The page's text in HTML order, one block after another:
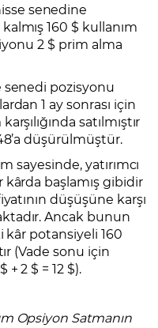
senedine
160 $ kullanım
2 $ prim alma
senedi pozisyonu
1 ay sonrası için
satılmıştır
düşürülmüştür.
sayesinde, yatırımcı
kârda başlamış gibidir
düşüşüne karşı
Ancak bunun
kâr potansiyeli 160
(Vade sonu için
2 $ = 12 $).
Opsiyon Satmanın